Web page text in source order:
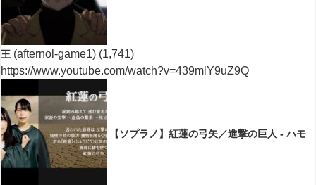
王 (afternol-game1) (1,741)
https://www.youtube.com/watch?v=439mlY9uZ9Q
【ソプラノ】紅蓮の弓矢／進撃の巨人 - ハモ